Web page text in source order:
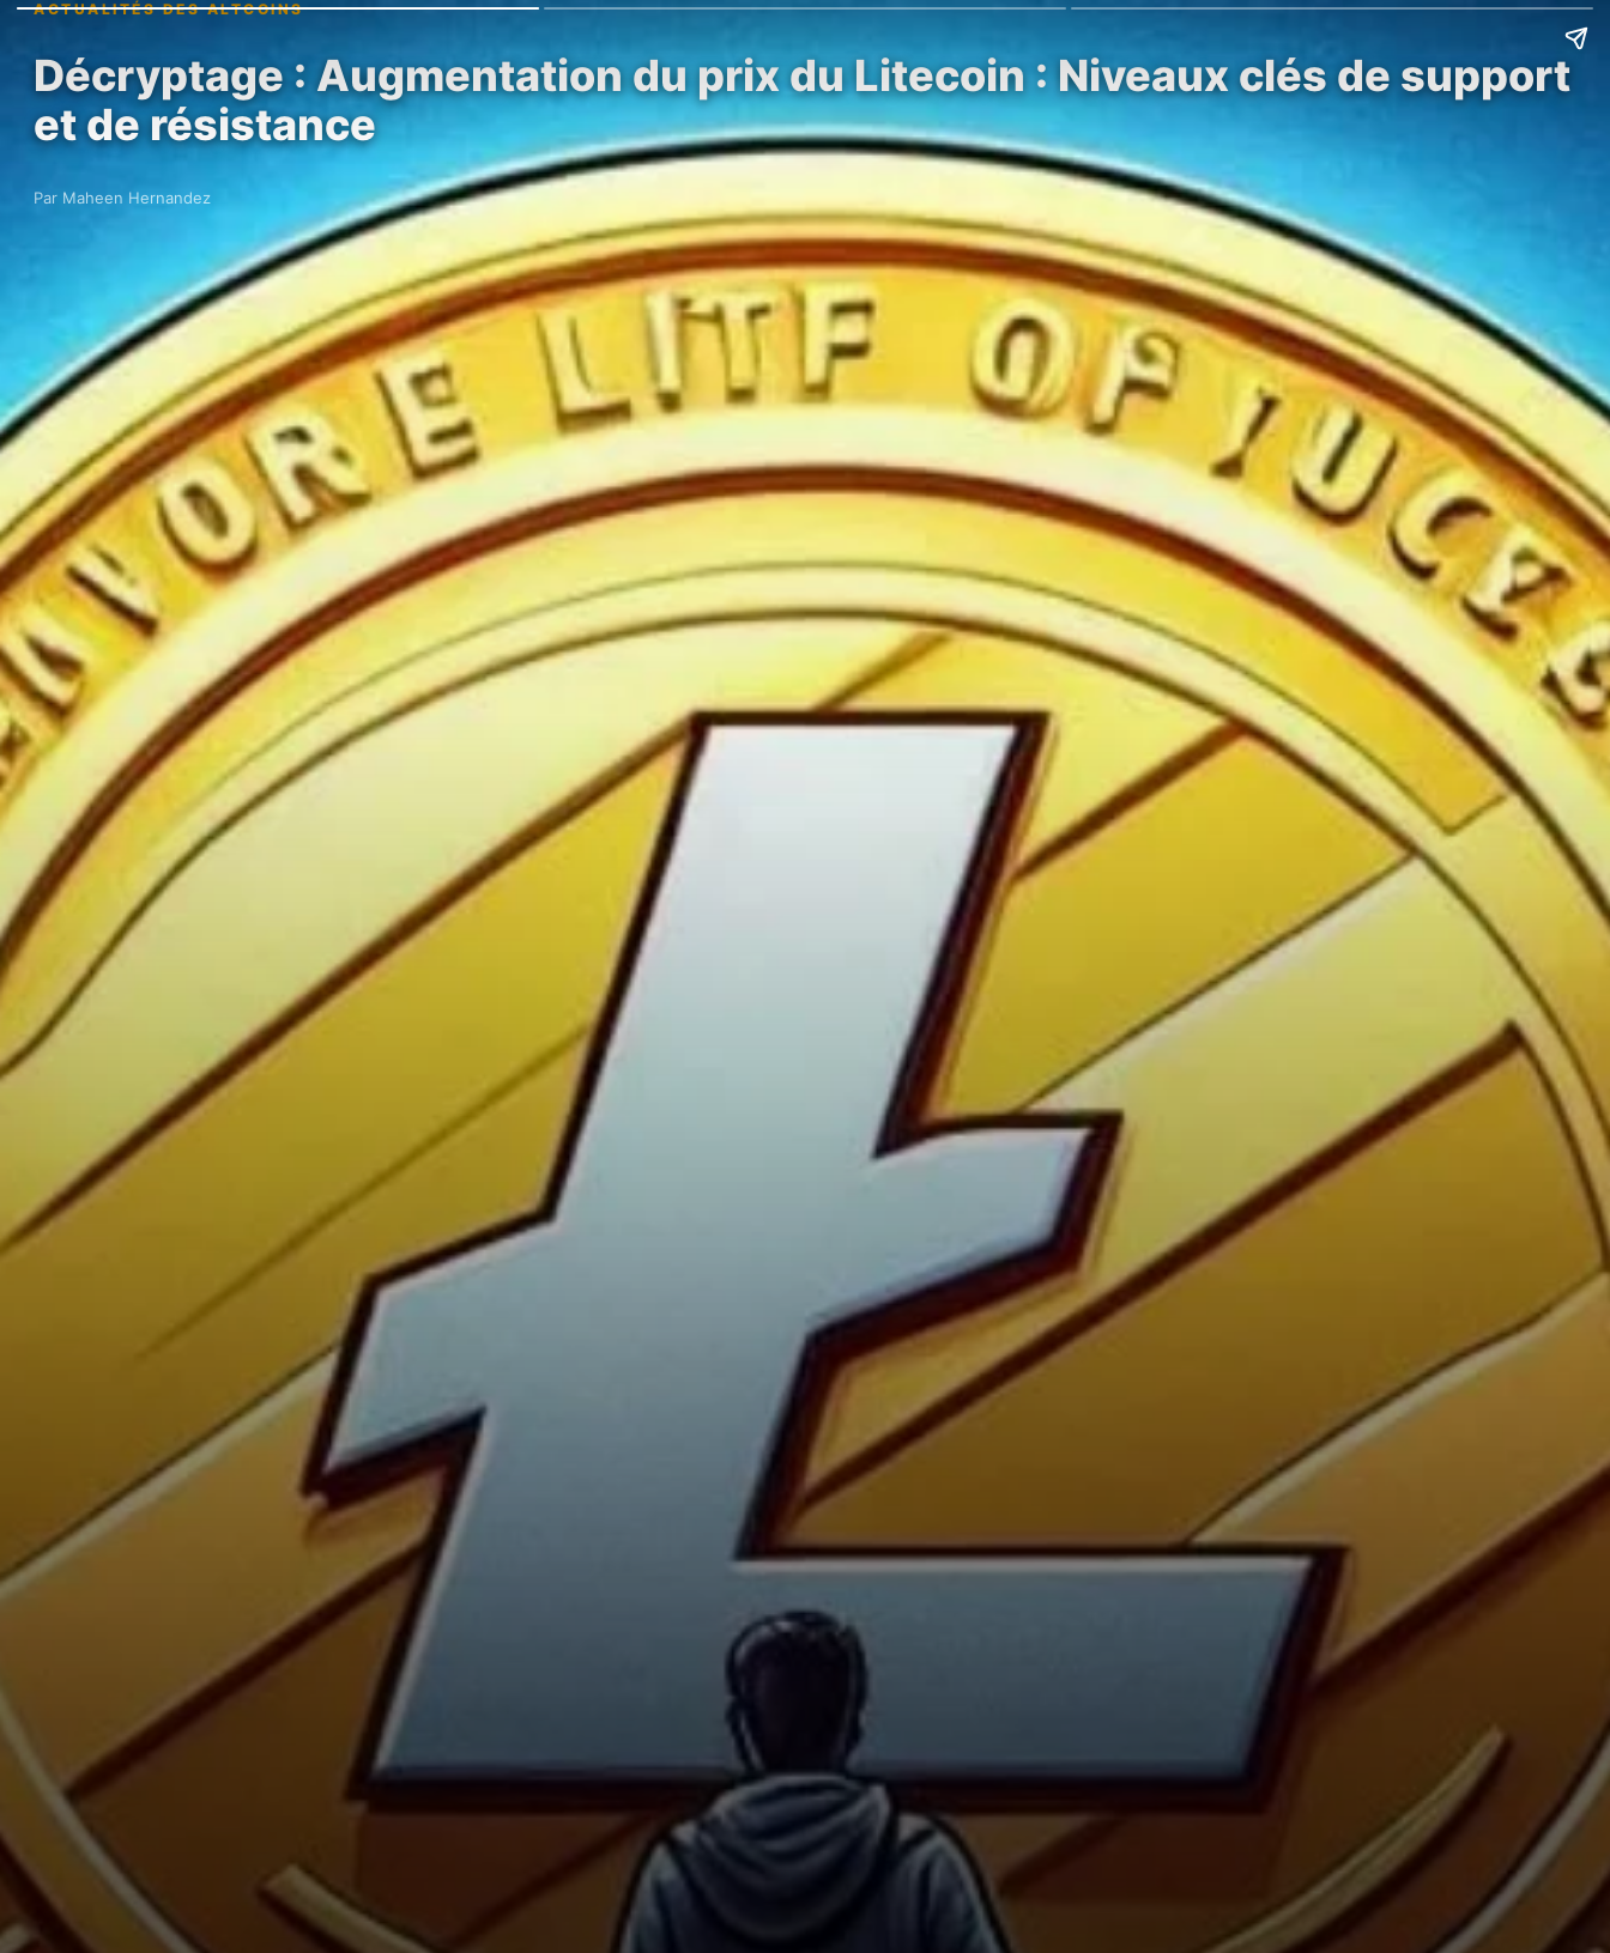
ACTUALITÉS DES ALTCOINS
Décryptage : Augmentation du prix du Litecoin : Niveaux clés de support
et de résistance
Par Maheen Hernandez